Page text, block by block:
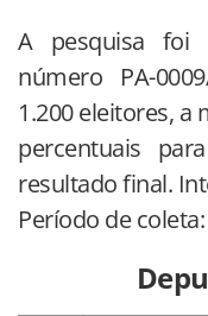
A pesquisa foi
número PA-
1.200 eleitores, a
percentuais
resultado final.
Período de